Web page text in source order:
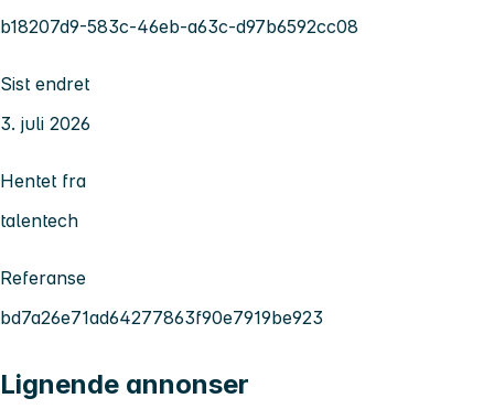
b18207d9-583c-46eb-a63c-d97b6592cc08
Sist endret
3. juli 2026
Hentet fra
talentech
Referanse
bd7a26e71ad64277863f90e7919be923
Lignende annonser